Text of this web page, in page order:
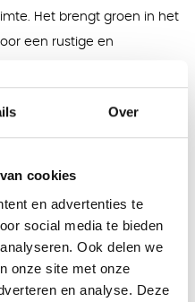
Over
cookies
en advertenties te
social media te bieden
Ook delen we
onze site met onze
en analyse. Deze
Het brengt groen in het
een rustige en
van het mos helpt bij het
akoestiek in een ruimte
bij aan een prettiger
de werkplek.
is dat het volledig